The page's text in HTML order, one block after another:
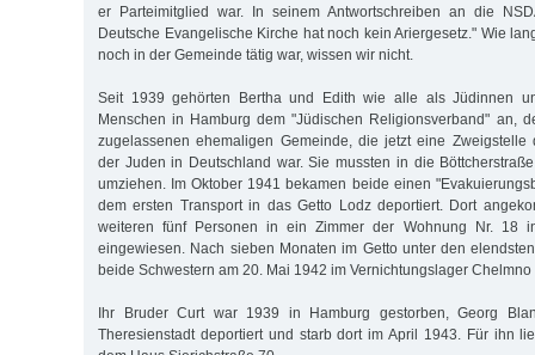
er Parteimitglied war. In seinem Antwortschreiben an die
Deutsche Evangelische Kirche hat noch kein Ariergesetz." Wie
noch in der Gemeinde tätig war, wissen wir nicht.
Seit 1939 gehörten Bertha und Edith wie alle als Jüdinnen
Menschen in Hamburg dem "Jüdischen Religionsverband" an,
zugelassenen ehemaligen Gemeinde, die jetzt eine Zweigstelle
der Juden in Deutschland war. Sie mussten in die
umziehen. Im Oktober 1941 bekamen beide einen
dem ersten Transport in das Getto Lodz deportiert. Dort
weiteren fünf Personen in ein Zimmer der Wohnung Nr. 18
eingewiesen. Nach sieben Monaten im Getto unter den
beide Schwestern am 20. Mai 1942 im Vernichtungslager Chelmno
Ihr Bruder Curt war 1939 in Hamburg gestorben, Georg
Theresienstadt deportiert und starb dort im April 1943. Für ihn